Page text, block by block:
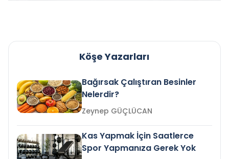
Köşe Yazarları
Bağırsak Çalıştıran Besinler
Nelerdir?
Zeynep GÜÇLÜCAN
Kas Yapmak İçin Saatlerce
Spor Yapmanıza Gerek Yok